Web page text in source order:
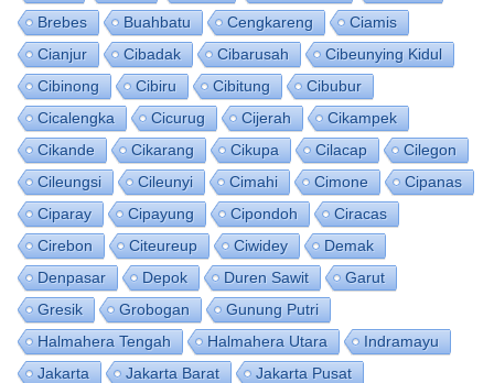
Brebes
Buahbatu Cengkareng
Ciamis
Cianjur
Cibadak Cibarusah
Cibeunying Kidul
Cibinong
Cibiru Cibitung
Cibubur
Cicalengka
Cicurug Cijerah
Cikampek
Cikande
Cikarang Cikupa Cilacap
Cilegon
Cileungsi
Cileunyi Cimahi Cimone
Cipanas
Ciparay
Cipayung Cipondoh
Ciracas
Cirebon
Citeureup Ciwidey
Demak
Denpasar
Depok Duren Sawit
Garut
Gresik
Grobogan
Gunung Putri
Halmahera Tengah
Halmahera Utara
Indramayu
Jakarta
Jakarta Barat
Jakarta Pusat